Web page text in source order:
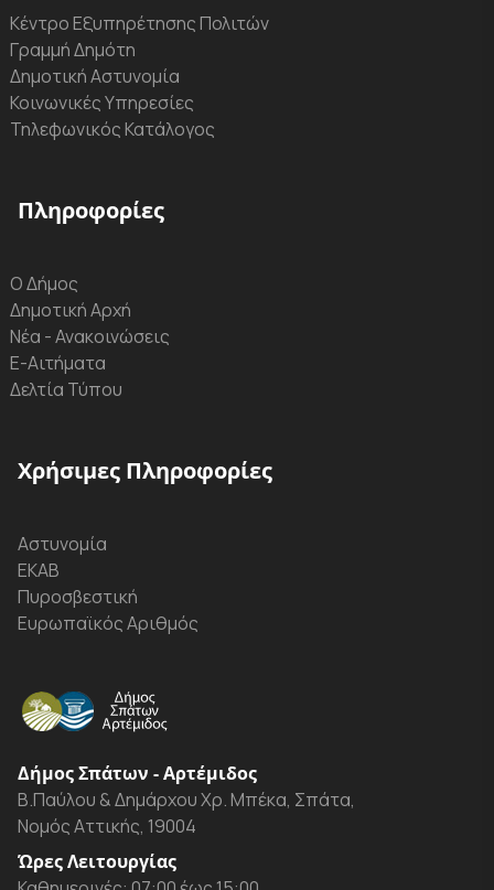
Κέντρο Εξυπηρέτησης Πολιτών
Γραμμή Δημότη
Δημοτική Αστυνομία
Κοινωνικές Υπηρεσίες
Τηλεφωνικός Κατάλογος
Πληροφορίες
Ο Δήμος
Δημοτική Αρχή
Νέα - Ανακοινώσεις
Ε-Αιτήματα
Δελτία Τύπου
Χρήσιμες Πληροφορίες
Αστυνομία
ΕΚΑΒ
Πυροσβεστική
Ευρωπαϊκός Αριθμός
Δήμος Σπάτων - Αρτέμιδος
Β.Παύλου & Δημάρχου Χρ. Μπέκα, Σπάτα,
Νομός Αττικής, 19004
Ώρες Λειτουργίας